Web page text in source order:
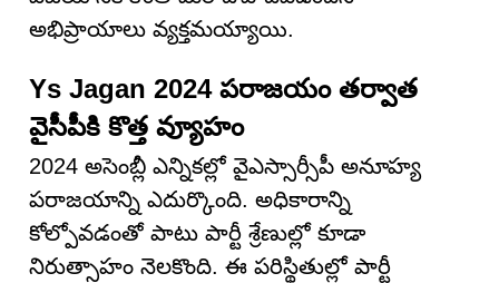
అభిప్రాయాలు వ్యక్తమయ్యాయి.
Ys Jagan 2024 పరాజయం తర్వాత
వైసీపీకి కొత్త వ్యూహం
2024 అసెంబ్లీ ఎన్నికల్లో వైఎస్సార్సీపీ అనూహ్య
పరాజయాన్ని ఎదుర్కొంది. అధికారాన్ని
కోల్పోవడంతో పాటు పార్టీ శ్రేణుల్లో కూడా
నిరుత్సాహం నెలకొంది. ఈ పరిస్థితుల్లో పార్టీ